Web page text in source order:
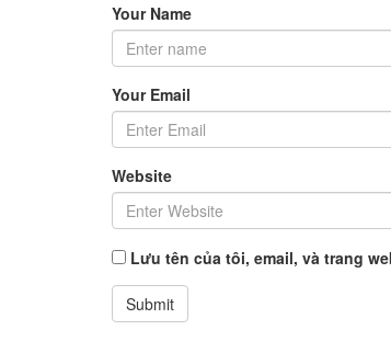
Your Name
Your Email
Website
Lưu tên của tôi, email, và trang